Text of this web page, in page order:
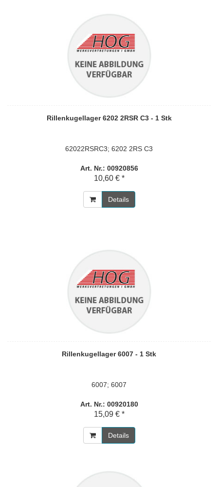
Rillenkugellager 6202 2RSR C3 - 1 Stk
62022RSRC3; 6202 2RS C3
Art. Nr.: 00920856
10,60 € *
Details
Rillenkugellager 6007 - 1 Stk
6007; 6007
Art. Nr.: 00920180
15,09 € *
Details